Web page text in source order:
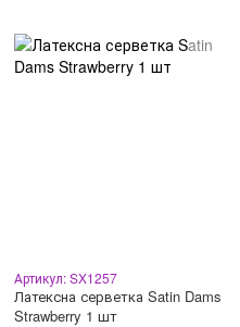
Артикул: SX1257
Латексна серветка Satin Dams
Strawberry 1 шт